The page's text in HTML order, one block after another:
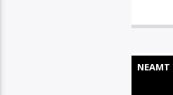
NEAMT